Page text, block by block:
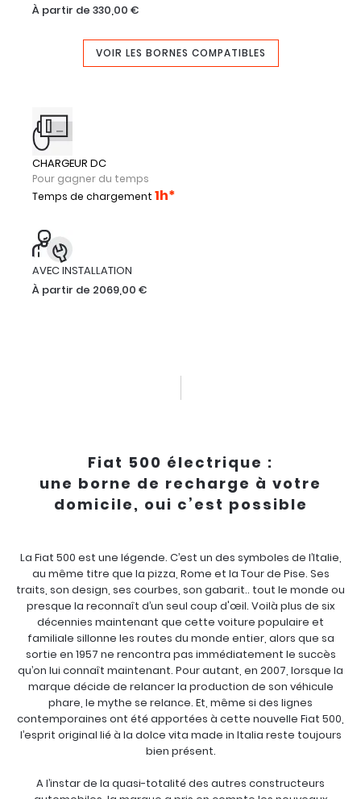
À partir de 330,00 €
VOIR LES BORNES COMPATIBLES
CHARGEUR DC
Pour gagner du temps
Temps de chargement 1h*
AVEC INSTALLATION
À partir de 2069,00 €
Fiat 500 électrique :
une borne de recharge à votre
domicile, oui c’est possible
La Fiat 500 est une légende. C’est un des symboles de l’Italie,
au même titre que la pizza, Rome et la Tour de Pise. Ses
traits, son design, ses courbes, son gabarit.. tout le monde ou
presque la reconnaît d’un seul coup d'œil. Voilà plus de six
décennies maintenant que cette voiture populaire et
familiale sillonne les routes du monde entier, alors que sa
sortie en 1957 ne rencontra pas immédiatement le succès
qu’on lui connaît maintenant. Pour autant, en 2007, lorsque la
marque décide de relancer la production de son véhicule
phare, le mythe se relance. Et, même si des lignes
contemporaines ont été apportées à cette nouvelle Fiat 500,
l’esprit original lié à la dolce vita made in Italia reste toujours
bien présent.
A l’instar de la quasi-totalité des autres constructeurs